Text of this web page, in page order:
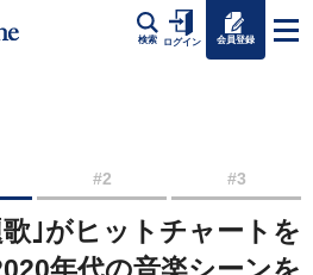
検索 ログイン 会員登録
#2 #3
｣がヒットチャートを